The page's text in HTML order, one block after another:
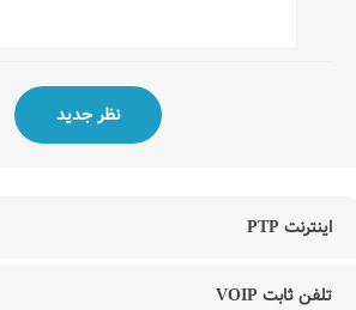
اینترنت PTP
تلفن ثابت VOIP